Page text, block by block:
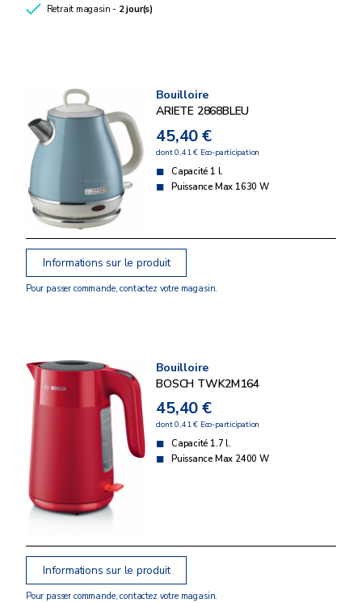
Retrait magasin - 2 jour(s)
Bouilloire
ARIETE 2868BLEU
45,40 €
dont 0,41 € Eco-participation
Capacité 1 l.
Puissance Max 1630 W
Informations sur le produit
Pour passer commande, contactez votre magasin.
Bouilloire
BOSCH TWK2M164
45,40 €
dont 0,41 € Eco-participation
Capacité 1.7 l.
Puissance Max 2400 W
Informations sur le produit
Pour passer commande, contactez votre magasin.